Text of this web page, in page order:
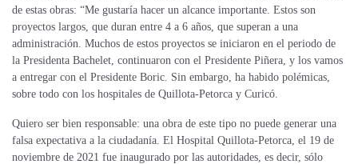
de estas obras: “Me gustaría hacer un alcance importante. Estos son
proyectos largos, que duran entre 4 a 6 años, que superan a una
administración. Muchos de estos proyectos se iniciaron en el periodo de
la Presidenta Bachelet, continuaron con el Presidente Piñera, y los vamos
a entregar con el Presidente Boric. Sin embargo, ha habido polémicas,
sobre todo con los hospitales de Quillota-Petorca y Curicó.
Quiero ser bien responsable: una obra de este tipo no puede generar una
falsa expectativa a la ciudadanía. El Hospital Quillota-Petorca, el 19 de
noviembre de 2021 fue inaugurado por las autoridades, es decir, sólo